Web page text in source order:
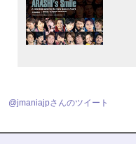
@jmaniajpさんのツイート